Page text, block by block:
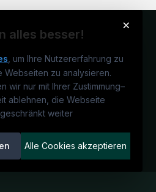
×
alles besser!
, um Ihre Nutzererfahrung zu
zu analysieren.
wir nur mit Ihrer Zustimmung–
ablehnen, die Webseite
weiter
Alle Cookies akzeptieren